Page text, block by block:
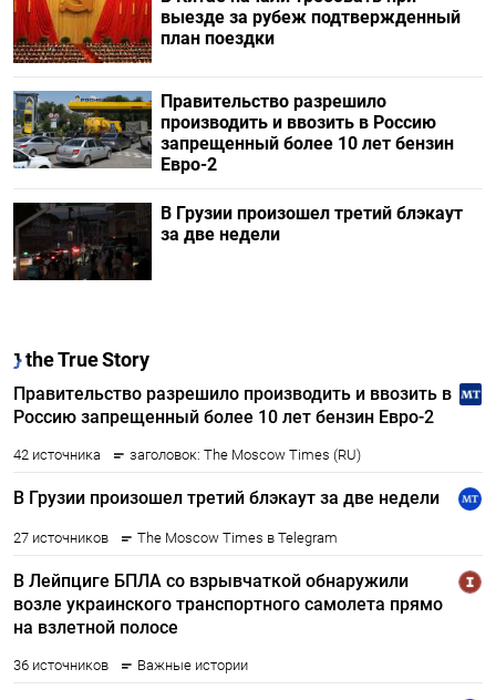
выезде за рубеж подтвержденный
план поездки
Правительство разрешило
производить и ввозить в Россию
запрещенный более 10 лет бензин
Евро-2
В Грузии произошел третий блэкаут
за две недели